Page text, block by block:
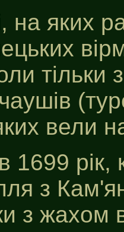
на яких
тільки
вели
1699
з
з жахом